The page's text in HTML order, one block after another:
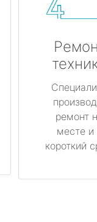
ремонт
месте и
короткий